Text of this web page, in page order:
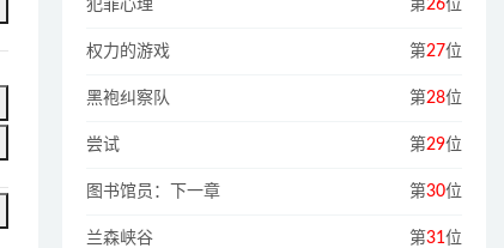
犯罪心理 第26位
权力的游戏 第27位
黑袍纠察队 第28位
尝试 第29位
图书馆员：下一章 第30位
兰森峡谷 第31位